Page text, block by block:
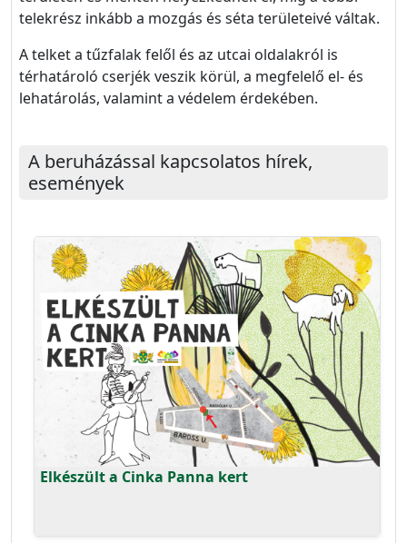
telekrész inkább a mozgás és séta területeivé váltak.
A telket a tűzfalak felől és az utcai oldalakról is
térhatároló cserjék veszik körül, a megfelelő el- és
lehatárolás, valamint a védelem érdekében.
A beruházással kapcsolatos hírek,
események
Elkészült a Cinka Panna kert